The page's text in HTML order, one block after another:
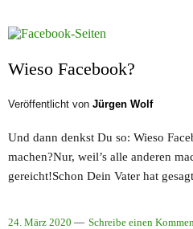
Wieso Facebook?
Veröffentlicht von Jürgen Wolf
Und dann denkst Du so: Wieso
machen?Nur, weil’s alle anderen
gereicht!Schon Dein Vater hat
24. März 2020
Schreibe einen